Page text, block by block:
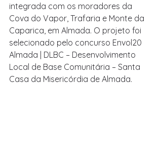
integrada com os moradores da
Cova do Vapor, Trafaria e Monte da
Caparica, em Almada. O projeto foi
selecionado pelo concurso Envol20
Almada | DLBC – Desenvolvimento
Local de Base Comunitária – Santa
Casa da Misericórdia de Almada.